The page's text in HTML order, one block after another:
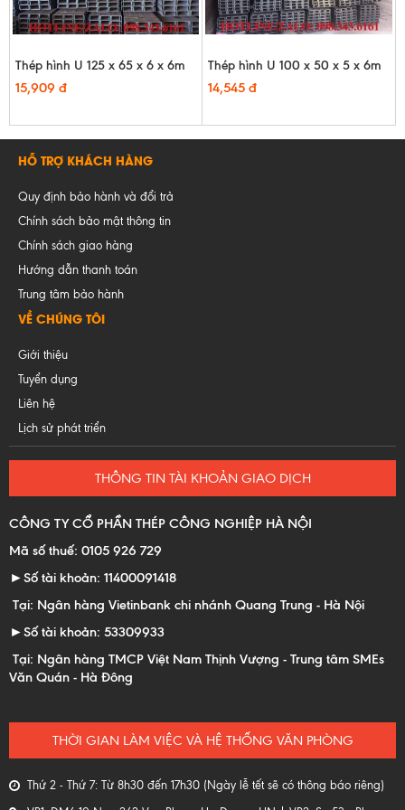
Thép hình U 125 x 65 x 6 x 6m
15,909 đ
Thép hình U 100 x 50 x 5 x 6m
14,545 đ
HỖ TRỢ KHÁCH HÀNG
Quy định bảo hành và đổi trả
Chính sách bảo mật thông tin
Chính sách giao hàng
Hướng dẫn thanh toán
Trung tâm bảo hành
VỀ CHÚNG TÔI
Giới thiệu
Tuyển dụng
Liên hệ
Lịch sử phát triển
THÔNG TIN TÀI KHOẢN GIAO DỊCH
CÔNG TY CỔ PHẦN THÉP CÔNG NGHIỆP HÀ NỘI
Mã số thuế: 0105 926 729
►Số tài khoản: 11400091418
Tại: Ngân hàng Vietinbank chi nhánh Quang Trung - Hà Nội
►Số tài khoản: 53309933
Tại: Ngân hàng TMCP Việt Nam Thịnh Vượng - Trung tâm SMEs
Văn Quán - Hà Đông
THỜI GIAN LÀM VIỆC VÀ HỆ THỐNG VĂN PHÒNG
Thứ 2 - Thứ 7: Từ 8h30 đến 17h30 (Ngày lễ tết sẽ có thông báo riêng)